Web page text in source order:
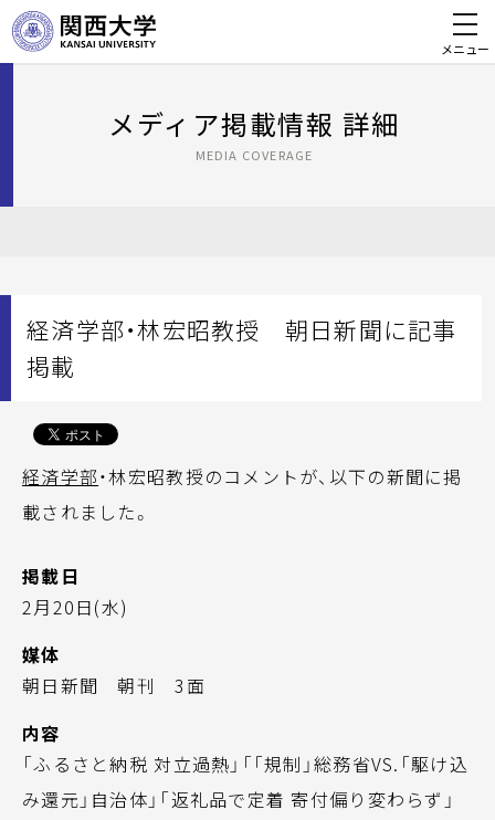
メニュー
メディア掲載情報 詳細
MEDIA COVERAGE
経済学部・林宏昭教授 朝日新聞に記事
掲載
経済学部・林宏昭教授のコメントが、以下の新聞に掲
載されました。
掲載日
2月20日(水)
媒体
朝日新聞 朝刊 3面
内容
「ふるさと納税 対立過熱」「「規制」総務省VS.「駆け込
み還元」自治体」「返礼品で定着 寄付偏り変わらず」